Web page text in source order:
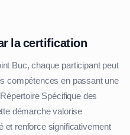
la certification
Buc, chaque participant peut
compétences en passant une
Spécifique des
démarche valorise
et renforce significativement